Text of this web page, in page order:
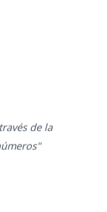
de la